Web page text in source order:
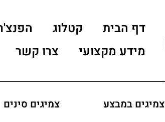
דף הבית קטלוג
מידע מקצועי
צרו קשר
צמיגים במבצע צמיגים סינים